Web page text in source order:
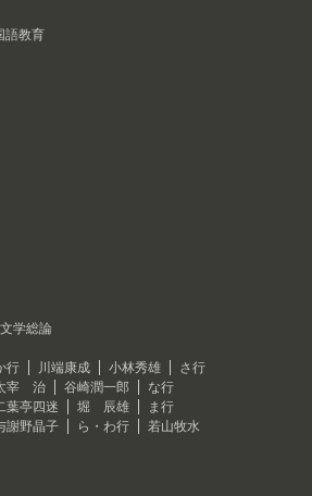
語教育
学総論
行 川端康成 小林秀雄
さ行
宰 治 谷崎潤一郎
な行
葉亭四迷 堀 辰雄
ま行
謝野晶子 ら・わ行
若山牧水